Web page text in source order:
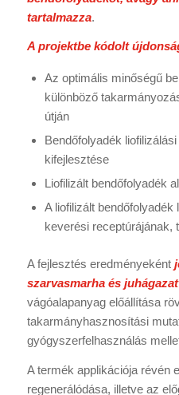
tartalmazza.
A projektbe kódolt
Az optimális minőségű
különböző
útján
Bendőfolyadék
kifejlesztése
Liofilizált bendőfolyadék
A liofilizált bendőfolyadék
keverési receptúrájának,
A fejlesztés eredményeként
szarvasmarha és
vágóalapanyag előállítása
takarmányhasznosítási
gyógyszerfelhasználás
A termék applikációja révén
regenerálódása, illetve az